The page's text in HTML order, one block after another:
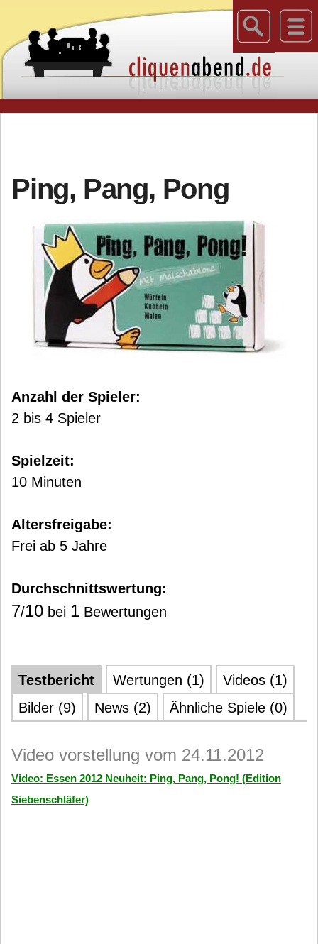
Ping, Pang, Pong
Anzahl der Spieler:
2 bis 4 Spieler
Spielzeit:
10 Minuten
Altersfreigabe:
Frei ab 5 Jahre
Durchschnittswertung:
7/10 bei 1 Bewertungen
Testbericht Wertungen (1)
Videos (1)
Bilder (9)
News (2) Ähnliche Spiele (0)
Video vorstellung vom 24.11.2012
Video: Essen 2012 Neuheit: Ping, Pang, Pong! (Edition
Siebenschläfer)